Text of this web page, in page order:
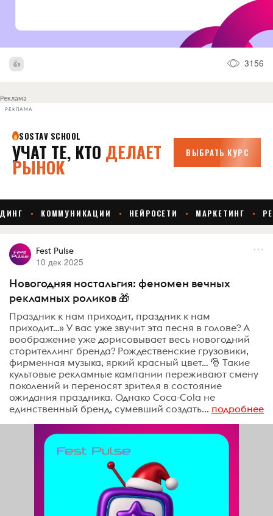
3156
Реклама
РЕКЛАМА
Fest Pulse
10 дек 2025
Новогодняя ностальгия: феномен вечных
рекламных роликов 🎁
Праздник к нам приходит, праздник к нам
приходит…» У вас уже звучит эта песня в голове? А
воображение уже дорисовывает весь новогодний
сторителлинг бренда? Рождественские грузовики,
фирменная музыка, яркий красный цвет… 🎅 Такие
культовые рекламные кампании переживают смену
поколений и переносят зрителя в состояние
ожидания праздника. Однако Coca-Cola не
единственный бренд, сумевший создать... подробнее